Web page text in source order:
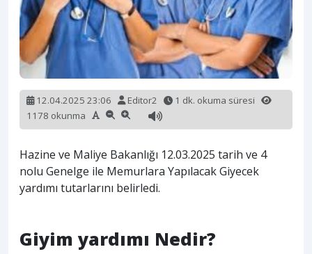
12.04.2025 23:06 Editor2
1 dk. okuma süresi
1178 okunma
Hazine ve Maliye Bakanlığı 12.03.2025 tarih ve 4
nolu Genelge ile Memurlara Yapılacak Giyecek
yardımı tutarlarını belirledi.
Giyim yardımı Nedir?